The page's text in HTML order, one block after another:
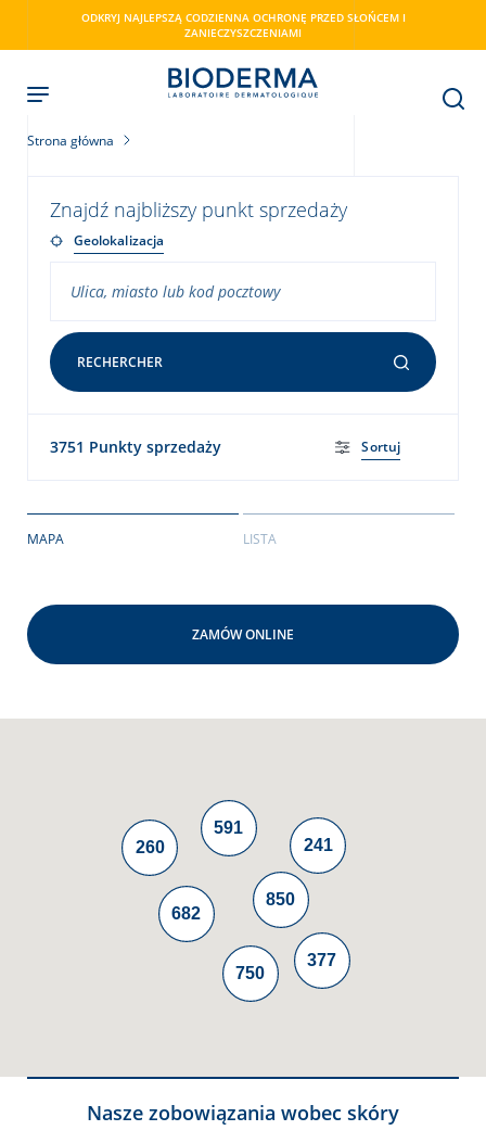
ODKRYJ NAJLEPSZĄ CODZIENNA OCHRONĘ PRZED SŁOŃCEM I
ZANIECZYSZCZENIAMI
Strona główna
Znajdź najbliższy punkt sprzedaży
Geolokalizacja
RECHERCHER
3751 Punkty sprzedaży Sortuj
MAPA LISTA
ZAMÓW ONLINE
850
750
682
591
241
260
377
Nasze zobowiązania wobec skóry